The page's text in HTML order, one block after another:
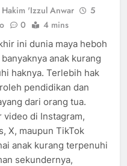
'Izzul Anwar
5
0 4 mins
ini dunia maya heboh
anak kurang
haknya. Terlebih hak
pendidikan dan
dari orang tua.
video di Instagram,
X, maupun TikTok
anak kurang terpenuhi
sekundernya,